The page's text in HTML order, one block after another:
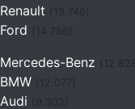
Renault (19.746)
Ford (14.756)
Mercedes-Benz
BMW
Audi